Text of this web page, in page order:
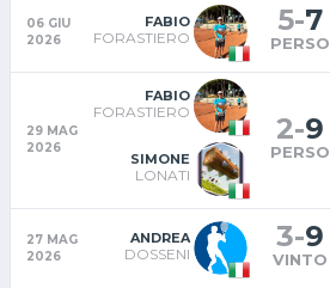
06 GIU
2026
FABIO
FORASTIERO
5-7
PERSO
29 MAG
2026
FABIO
FORASTIERO
SIMONE
LONATI
2-9
PERSO
27 MAG
2026
ANDREA
DOSSENI
3-9
VINTO